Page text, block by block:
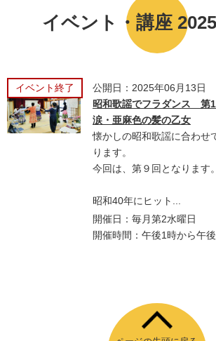
イベント・講座
イベント終了
公開日：2025年06月13日
昭和歌謡でフラダンス 第
涙・亜麻色の髪の乙女
懐かしの昭和歌謡に合わせ
ります。
今回は、第９回となります。
昭和40年にヒット...
開催日：毎月第2水曜日
開催時間：午後1時から午